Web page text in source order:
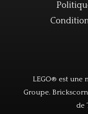
LEGO® est une
Groupe.
de